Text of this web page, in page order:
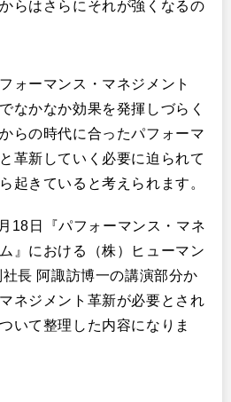
らはさらにそれが強くなるの
ォーマンス・マネジメント
なかなか効果を発揮しづらく
らの時代に合ったパフォーマ
革新していく必要に迫られて
起きていると考えられます。
18日『パフォーマンス・マネ
』における（株）ヒューマン
長 阿諏訪博一の講演部分か
ネジメント革新が必要とされ
いて整理した内容になりま